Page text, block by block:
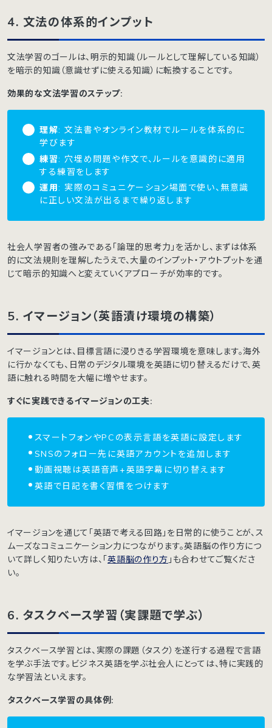
4. 文法の体系的インプット
文法学習のゴールは、明示的知識（ルールとして理解している知識）
を暗示的知識（意識せずに使える知識）に転換することです。
効果的な文法学習のステップ:
理解: 文法書やオンライン教材でルールを体系的に
学びます
練習: 穴埋め問題や作文で、ルールを意識的に適用
する練習をします
運用: 実際のコミュニケーション場面で使い、無意識
に正しい文法が出るまで繰り返します
社会人学習者の強みである「論理的思考力」を活かし、まずは体系
的に文法規則を理解したうえで、大量のインプット・アウトプットを通
じて暗示的知識へと変えていくアプローチが効率的です。
5. イマージョン（英語漬け環境の構築）
イマージョンとは、目標言語に浸りきる学習環境を意味します。海外
に行かなくても、日常のデジタル環境を英語に切り替えるだけで、英
語に触れる時間を大幅に増やせます。
すぐに実践できるイマージョンの工夫:
スマートフォンやPCの表示言語を英語に設定します
SNSのフォロー先に英語アカウントを追加します
動画視聴は英語音声+英語字幕に切り替えます
英語で日記を書く習慣をつけます
イマージョンを通じて「英語で考える回路」を日常的に使うことが、ス
ムーズなコミュニケーション力につながります。英語脳の作り方につ
いて詳しく知りたい方は、「英語脳の作り方 」も合わせてご覧くださ
い。
6. タスクベース学習（実課題で学ぶ）
タスクベース学習とは、実際の課題（タスク）を遂行する過程で言語
を学ぶ手法です。ビジネス英語を学ぶ社会人にとっては、特に実践的
な学習法といえます。
タスクベース学習の具体例: